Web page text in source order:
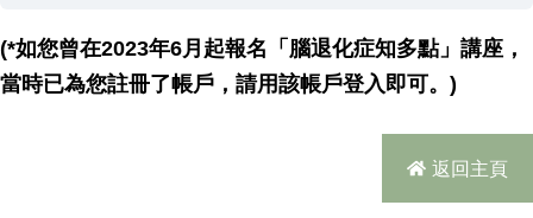
(*如您曾在2023年6月起報名「腦退化症知多點」講座，
當時已為您註冊了帳戶，請用該帳戶登入即可。)
返回主頁